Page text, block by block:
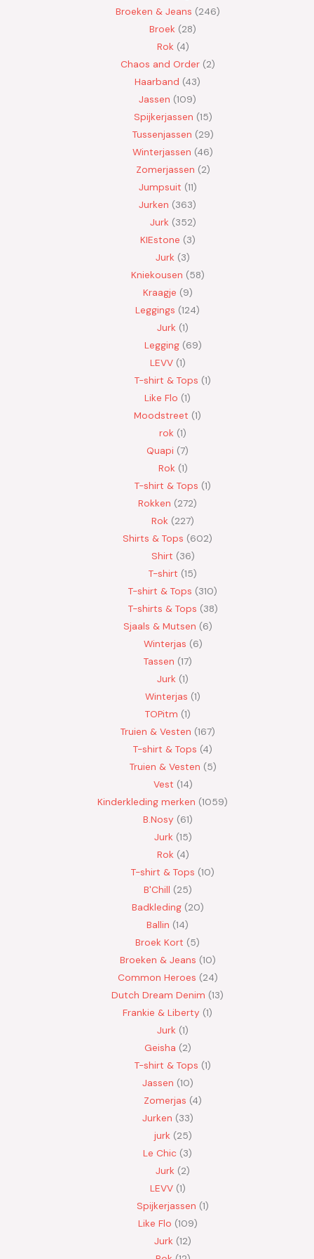
Broeken & Jeans 246
Broek 28
Rok 4
Chaos and Order 2
Haarband 43
Jassen 109
Spijkerjassen 15
Tussenjassen 29
Winterjassen 46
Zomerjassen 2
Jumpsuit 11
Jurken 363
Jurk 352
KIEstone 3
Jurk 3
Kniekousen 58
Kraagje 9
Leggings 124
Jurk 1
Legging 69
LEVV 1
T-shirt & Tops 1
Like Flo 1
Moodstreet 1
rok 1
Quapi 7
Rok 1
T-shirt & Tops 1
Rokken 272
Rok 227
Shirts & Tops 602
Shirt 36
T-shirt 15
T-shirt & Tops 310
T-shirts & Tops 38
Sjaals & Mutsen 6
Winterjas 6
Tassen 17
Jurk 1
Winterjas 1
TOPitm 1
Truien & Vesten 167
T-shirt & Tops 4
Truien & Vesten 5
Vest 14
Kinderkleding merken 1059
B.Nosy 61
Jurk 15
Rok 4
T-shirt & Tops 10
B'Chill 25
Badkleding 20
Ballin 14
Broek Kort 5
Broeken & Jeans 10
Common Heroes 24
Dutch Dream Denim 13
Frankie & Liberty 1
Jurk 1
Geisha 2
T-shirt & Tops 1
Jassen 10
Zomerjas 4
Jurken 33
jurk 25
Le Chic 3
Jurk 2
LEVV 1
Spijkerjassen 1
Like Flo 109
Jurk 12